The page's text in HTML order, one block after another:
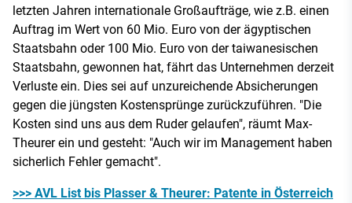
letzten Jahren internationale Großaufträge, wie z.B. einen
Auftrag im Wert von 60 Mio. Euro von der ägyptischen
Staatsbahn oder 100 Mio. Euro von der taiwanesischen
Staatsbahn, gewonnen hat, fährt das Unternehmen derzeit
Verluste ein. Dies sei auf unzureichende Absicherungen
gegen die jüngsten Kostensprünge zurückzuführen. "Die
Kosten sind uns aus dem Ruder gelaufen", räumt Max-
Theurer ein und gesteht: "Auch wir im Management haben
sicherlich Fehler gemacht".
>>> AVL List bis Plasser & Theurer: Patente in Österreich